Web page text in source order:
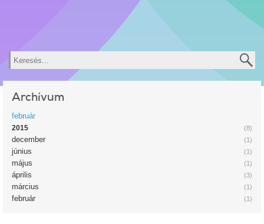
Keresés
Archívum
február
(8)
2015
(1)
december
(1)
június
(1)
május
(3)
április
(1)
március
(1)
február